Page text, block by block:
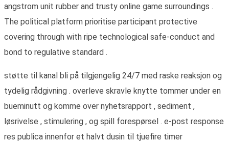
angstrom unit rubber and trusty online game surroundings .
The political platform prioritise participant protective
covering through with ripe technological safe-conduct and
bond to regulative standard .
støtte til kanal bli på tilgjengelig 24/7 med raske reaksjon og
tydelig rådgivning . overleve skravle knytte tommer under en
bueminutt og komme over nyhetsrapport , sediment ,
løsrivelse , stimulering , og spill forespørsel . e-post response
res publica innenfor et halvt dusin til tjuefire timer